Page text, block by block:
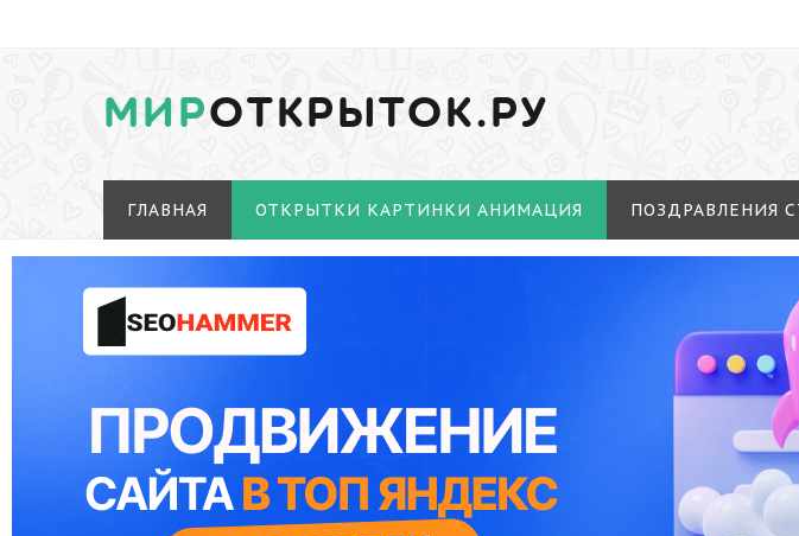
МИРОТКРЫТОК.РУ
ГЛАВНАЯ ОТКРЫТКИ КАРТИНКИ АНИМАЦИЯ ПОЗДРАВЛЕНИЯ